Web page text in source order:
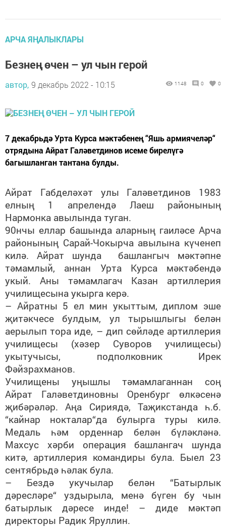
АРЧА ЯҢАЛЫКЛАРЫ
Безнең өчен – ул чын герой
автор, 9 декабрь 2022 - 10:15 1148 0 0
7 декабрьдә Урта Курса мәктәбенең “Яшь армиячеләр“
отрядына Айрат Галәветдинов исеме бирелүгә
багышланган тантана булды.
Айрат Габделәхәт улы Галәветдинов 1983
елның 1 апрелендә Лаеш районының
Нармонка авылында туган.
90нчы еллар башында аларның гаиләсе Арча
районының Сарай-Чокырча авылына күченеп
килә. Айрат шунда башлангыч мәктәпне
тәмамлый, аннан Урта Курса мәктәбендә
укый. Аны тәмамлагач Казан артиллерия
училищесына укырга керә.
– Айратны 5 ел мин укыттым, диплом эше
җитәкчесе булдым, ул тырышлыгы белән
аерылып тора иде, – дип сөйләде артиллерия
училищесы (хәзер Суворов училищесы)
укытучысы, подполковник Ирек
Фәйзрахманов.
Училищены уңышлы тәмамлаганнан соң
Айрат Галәветдиновны Оренбург өлкәсенә
җибәрәләр. Аңа Сириядә, Таҗикстанда һ.б.
“кайнар нокталар“да булырга туры килә.
Медаль һәм орденнар белән бүләкләнә.
Махсус хәрби операция башлангач шунда
китә, артиллерия командиры була. Быел 23
сентябрьдә һәлак була.
– Бездә укучылар белән “Батырлык
дәресләре“ уздырыла, менә бүген бу чын
батырлык дәресе инде! – диде мәктәп
директоры Радик Яруллин.